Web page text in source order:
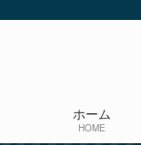
ホーム
HOME